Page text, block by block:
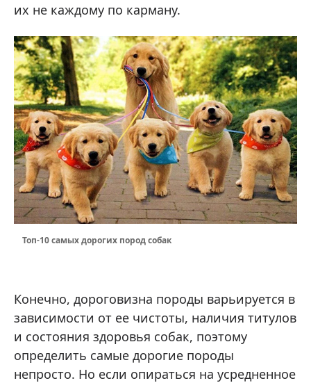
их не каждому по карману.
Топ-10 самых дорогих пород собак
Конечно, дороговизна породы варьируется в
зависимости от ее чистоты, наличия титулов
и состояния здоровья собак, поэтому
определить самые дорогие породы
непросто. Но если опираться на усредненное